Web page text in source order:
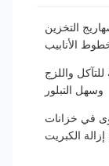
التخزين
واللزج
التبلور
خزانات